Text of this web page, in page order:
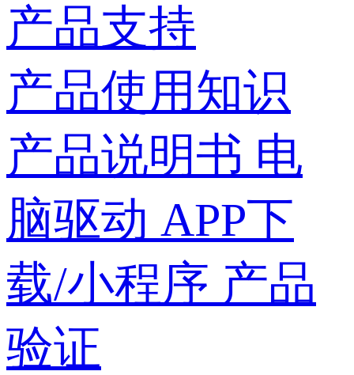
产品支持
产品使用知识
产品说明书 电
脑驱动 APP下
载/小程序 产品
验证